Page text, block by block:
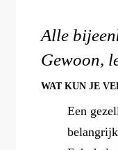
Alle
Gewoon,
WAT KUN JE
Een